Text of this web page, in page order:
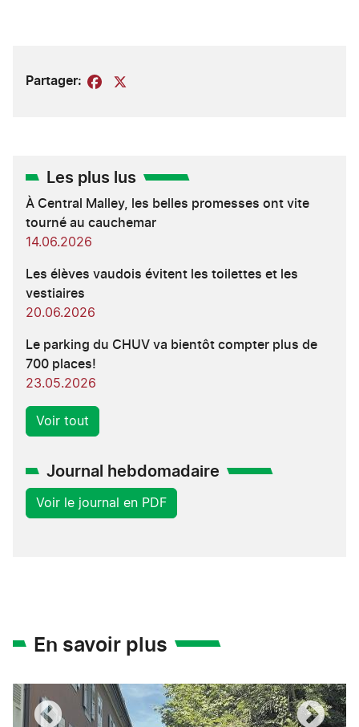
Partager: Facebook
Les plus lus
À Central Malley, les belles promesses ont vite
tourné au cauchemar
14.06.2026
Les élèves vaudois évitent les toilettes et les
vestiaires
20.06.2026
Le parking du CHUV va bientôt compter plus de
700 places!
23.05.2026
Voir tout
Journal hebdomadaire
Voir le journal en PDF
En savoir plus